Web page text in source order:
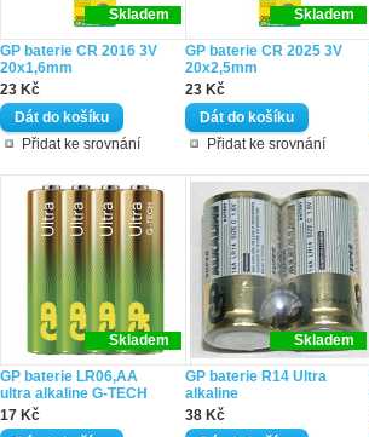
Skladem
GP baterie CR 2016 3V
20x1,6mm
23 Kč
Přidat ke srovnání
Skladem
GP baterie CR 2025 3V
20x2,5mm
23 Kč
Přidat ke srovnání
Skladem
GP baterie LR06,AA
ultra alkaline G-TECH
17 Kč
Skladem
GP baterie R14 Ultra
alkaline
38 Kč